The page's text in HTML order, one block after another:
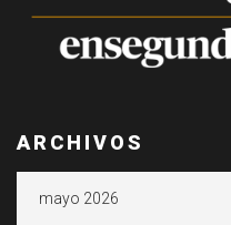
ARCHIVOS